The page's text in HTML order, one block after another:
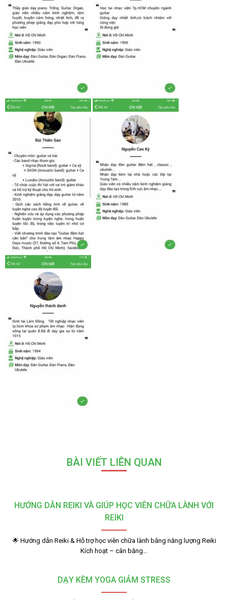
BÀI VIẾT LIÊN QUAN
HƯỚNG DẪN REIKI VÀ GIÚP HỌC VIÊN CHỮA LÀNH VỚI
REIKI
🌟 Hướng dẫn Reiki & Hỗ trợ học viên chữa lành bằng năng lượng Reiki
Kích hoạt – cân bằng…
DẠY KÈM YOGA GIẢM STRESS